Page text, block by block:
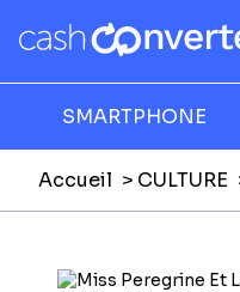
SMARTPHONE
Accueil CULTURE